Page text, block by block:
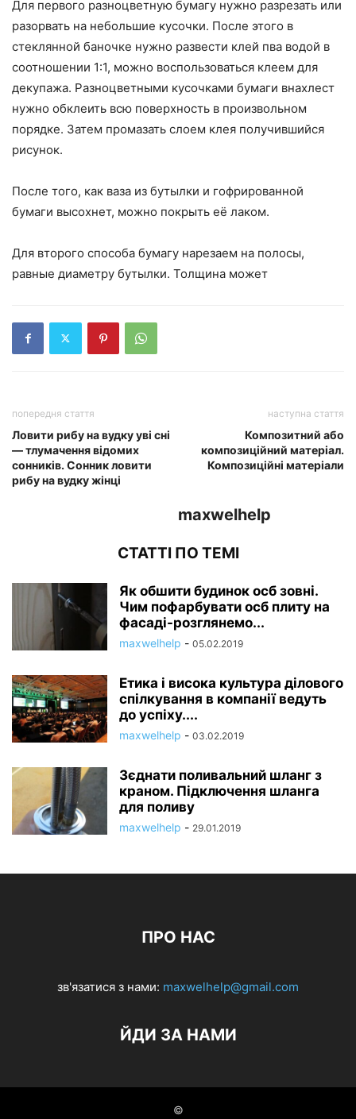
Для первого разноцветную бумагу нужно разрезать или
разорвать на небольшие кусочки. После этого в
стеклянной баночке нужно развести клей пва водой в
соотношении 1:1, можно воспользоваться клеем для
декупажа. Разноцветными кусочками бумаги внахлест
нужно обклеить всю поверхность в произвольном
порядке. Затем промазать слоем клея получившийся
рисунок.
После того, как ваза из бутылки и гофрированной
бумаги высохнет, можно покрыть её лаком.
Для второго способа бумагу нарезаем на полосы,
равные диаметру бутылки. Толщина может
попередня стаття
Ловити рибу на вудку уві сні
— тлумачення відомих
сонників. Сонник ловити
рибу на вудку жінці
наступна стаття
Композитний або
композиційний матеріал.
Композиційні матеріали
maxwelhelp
СТАТТІ ПО ТЕМІ
Як обшити будинок осб зовні.
Чим пофарбувати осб плиту на
фасаді-розглянемо...
maxwelhelp - 05.02.2019
Етика і висока культура ділового
спілкування в компанії ведуть
до успіху....
maxwelhelp - 03.02.2019
Зєднати поливальний шланг з
краном. Підключення шланга
для поливу
maxwelhelp - 29.01.2019
ПРО НАС
зв'язатися з нами: maxwelhelp@gmail.com
ЙДИ ЗА НАМИ
©